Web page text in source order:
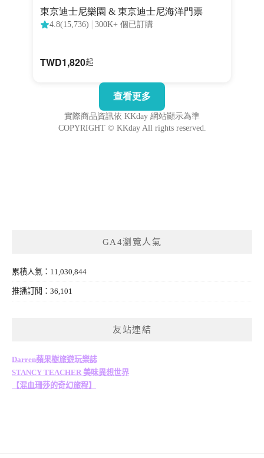
GA4瀏覽人氣
累積人氣：11,030,844
推播訂閱：36,101
友站連結
Darren蘋果樹旅遊玩樂誌
STANCY TEACHER 美味異想世界
【混血珊莎的奇幻旅程】